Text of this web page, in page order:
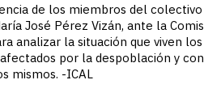
de los miembros del
José Pérez Vizán, ante la
analizar la situación que viven
por la despoblación y
mismos. -ICAL